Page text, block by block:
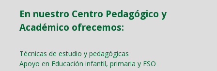
En nuestro Centro Pedagógico y
Académico ofrecemos:
Técnicas de estudio y pedagógicas
Apoyo en Educación infantil, primaria y ESO